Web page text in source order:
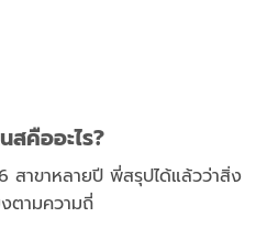
คืออะไร?
สาขาหลายปี พี่สรุปได้แล้วว่าสิ่ง
ตามความถี่